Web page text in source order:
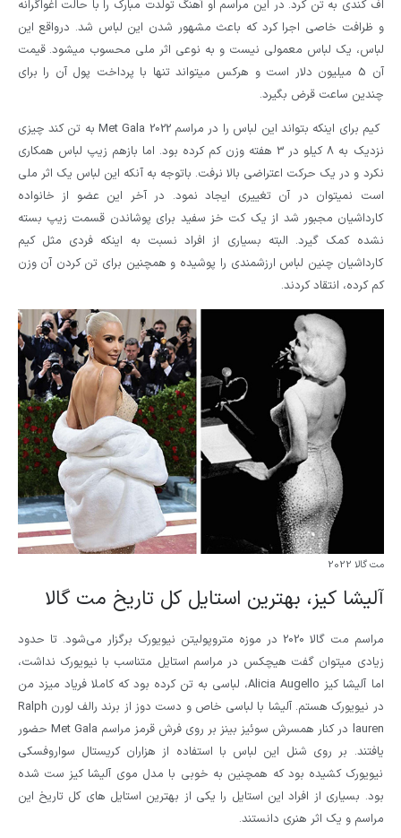
اف کندی به تن کرد. در این مراسم او آهنگ تولدت مبارک را با حالت اغواگرانه
و ظرافت خاصی اجرا کرد که باعث مشهور شدن این لباس شد. درواقع این
لباس، یک لباس معمولی نیست و به نوعی اثر ملی محسوب میشود. قیمت
آن 5 میلیون دلار است و هرکس میتواند تنها با پرداخت پول آن را برای
چندین ساعت قرض بگیرد.
کیم برای اینکه بتواند این لباس را در مراسم Met Gala 2022 به تن کند چیزی
نزدیک به 8 کیلو در 3 هفته وزن کم کرده بود. اما بازهم زیپ لباس همکاری
نکرد و در یک حرکت اعتراضی بالا نرفت. باتوجه به آنکه این لباس یک اثر ملی
است نمیتوان در آن تغییری ایجاد نمود. در آخر این عضو از خانواده
کارداشیان مجبور شد از یک کت خز سفید برای پوشاندن قسمت زیپ بسته
نشده کمک گیرد. البته بسیاری از افراد نسبت به اینکه فردی مثل کیم
کارداشیان چنین لباس ارزشمندی را پوشیده و همچنین برای تن کردن آن وزن
کم کرده، انتقاد کردند.
مت گالا 2022
آلیشا کیز، بهترین استایل کل تاریخ مت گالا
مراسم مت گالا 2020 در موزه متروپولیتن نیویورک برگزار می‌شود. تا حدود
زیادی میتوان گفت هیچکس در مراسم استایل متناسب با نیویورک نداشت،
اما آلیشا کیز Alicia Augello، لباسی به تن کرده بود که کاملا فریاد میزد من
در نیویورک هستم. آلیشا با لباسی خاص و دست دوز از برند رالف لورن Ralph
lauren در کنار همسرش سوئیز بینز بر روی فرش قرمز مراسم Met Gala حضور
یافتند. بر روی شنل این لباس با استفاده از هزاران کریستال سواروفسکی
نیویورک کشیده بود که همچنین به خوبی با مدل موی آلیشا کیز ست شده
بود. بسیاری از افراد این استایل را یکی از بهترین استایل های کل تاریخ این
مراسم و یک اثر هنری دانستند.